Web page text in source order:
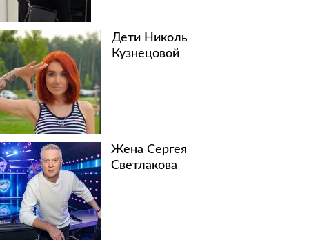
Дети Николь
Кузнецовой
Жена Сергея
Светлакова